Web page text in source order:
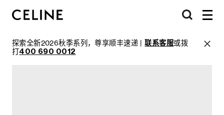
探索全新2026秋季系列，尊享顺丰速递 |联系客服或拨
打400 690 0012